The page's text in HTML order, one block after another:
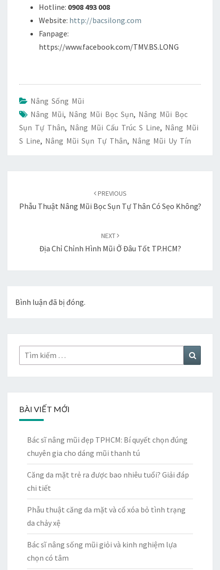
Hotline: 0908 493 008
Website: http://bacsilong.com
Fanpage:
https://www.facebook.com/TMV.BS.LONG
Nâng Sống Mũi
Nâng Mũi, Nâng Mũi Bọc Sụn, Nâng Mũi Bọc
Sụn Tự Thân, Nâng Mũi Cấu Trúc S Line, Nâng Mũi
S Line, Nâng Mũi Sụn Tự Thân, Nâng Mũi Uy Tín
viết
PREVIOUS
Phẫu Thuật Nâng Mũi Bọc Sụn Tự Thân Có Sẹo Không?
NEXT
Địa Chỉ Chỉnh Hình Mũi Ở Đâu Tốt TP.HCM?
Bình luận đã bị đóng.
Tìm
kiếm:
kiếm
BÀI VIẾT MỚI
Bác sĩ nâng mũi đẹp TPHCM: Bí quyết chọn đúng
chuyên gia cho dáng mũi thanh tú
Căng da mặt trẻ ra được bao nhiêu tuổi? Giải đáp
chi tiết
Phẫu thuật căng da mặt và cổ xóa bỏ tình trạng
da chảy xệ
Bác sĩ nâng sống mũi giỏi và kinh nghiệm lựa
chọn có tâm